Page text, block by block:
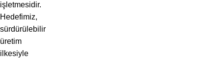
işletmesidir.
Hedefimiz,
sürdürülebilir
üretim
ilkesiyle